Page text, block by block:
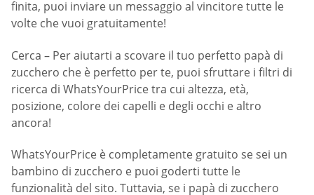
finita, puoi inviare un messaggio al vincitore tutte le
volte che vuoi gratuitamente!
Cerca – Per aiutarti a scovare il tuo perfetto papà di
zucchero che è perfetto per te, puoi sfruttare i filtri di
ricerca di WhatsYourPrice tra cui altezza, età,
posizione, colore dei capelli e degli occhi e altro
ancora!
WhatsYourPrice è completamente gratuito se sei un
bambino di zucchero e puoi goderti tutte le
funzionalità del sito. Tuttavia, se i papà di zucchero